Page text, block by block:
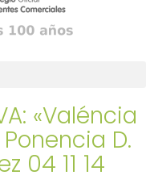
«Valéncia
D.
04 11 14